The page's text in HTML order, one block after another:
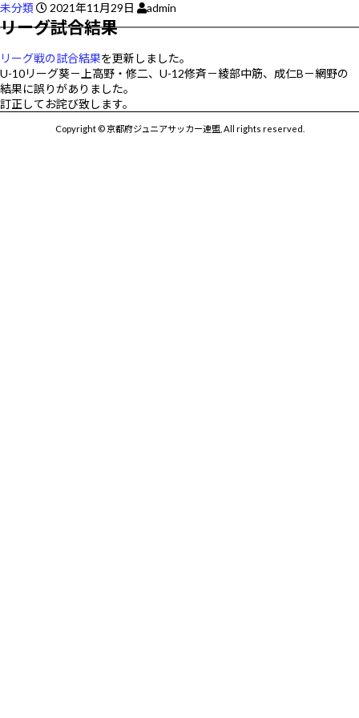
未分類 2021年11月29日 admin
リーグ試合結果
リーグ戦の試合結果を更新しました。
U-10リーグ葵－上高野・修二、U-12修斉－綾部中筋、成仁B－網野の
結果に誤りがありました。
訂正してお詫び致します。
Copyright © 京都府ジュニアサッカー連盟, All rights reserved.